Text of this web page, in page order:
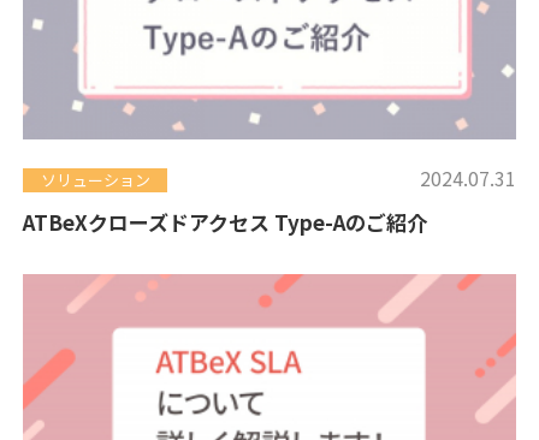
ソリューション 2024.07.31
ATBeXクローズドアクセス Type-Aのご紹介